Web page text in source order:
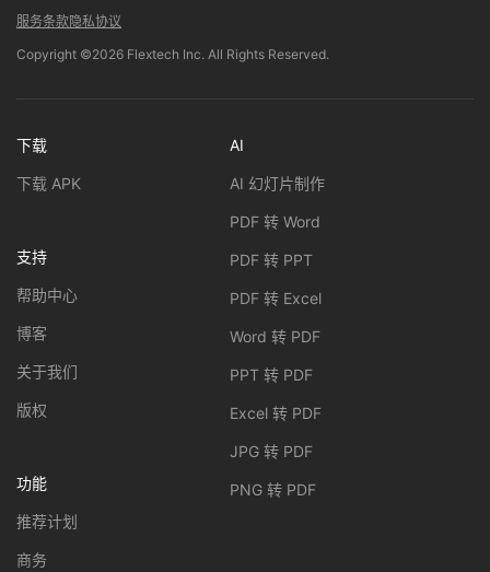
服务条款隐私协议
Copyright ©2026 Flextech Inc. All Rights Reserved.
下载
下载 APK
支持
帮助中心
博客
关于我们
版权
功能
推荐计划
商务
AI
AI 幻灯片制作
PDF 转 Word
PDF 转 PPT
PDF 转 Excel
Word 转 PDF
PPT 转 PDF
Excel 转 PDF
JPG 转 PDF
PNG 转 PDF